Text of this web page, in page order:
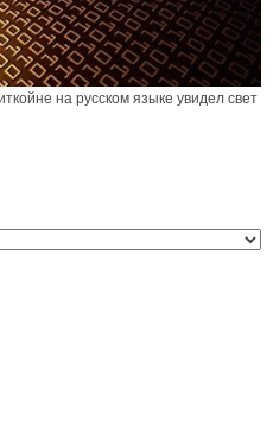
на русском языке увидел свет